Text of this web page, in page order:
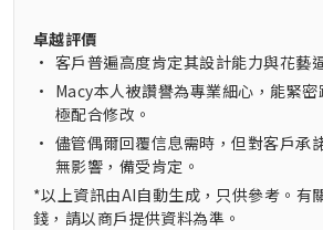
卓越評價
• 客戶普遍高度肯定其設計能力與花藝
• Macy本人被讚譽為專業細心，能緊
極配合修改。
• 儘管偶爾回覆信息需時，但對客戶承
無影響，備受肯定。
*以上資訊由AI自動生成，只供參考。有
錢，請以商戶提供資料為準。